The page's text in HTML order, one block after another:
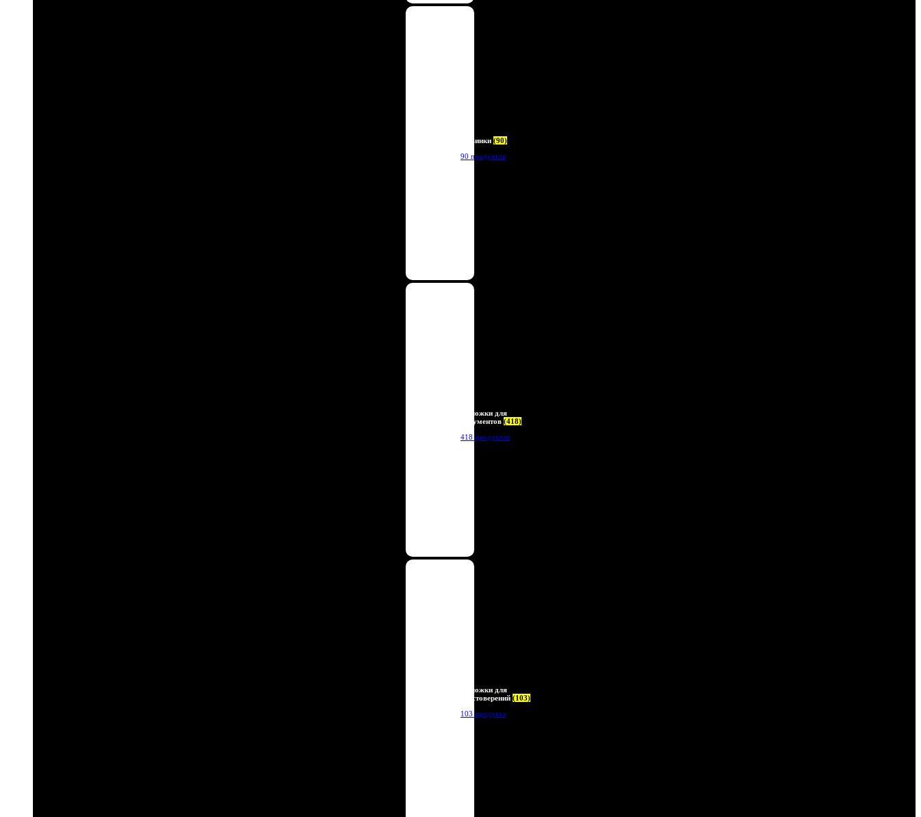
Новинки (90)
90 продуктов
Обложки для
документов (418)
418 продуктов
Обложки для
удостоверений (103)
103 продукта